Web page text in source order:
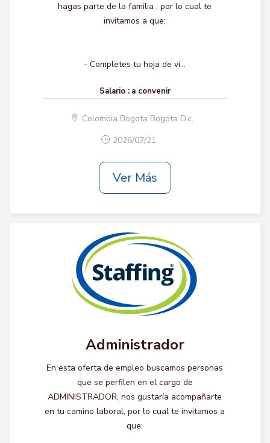
hagas parte de la familia , por lo cual te
invitamos a que:
- Completes tu hoja de vi...
Salario : a convenir
Colombia Bogota Bogota D.c.
2026/07/21
Ver Más
Administrador
En esta oferta de empleo buscamos personas
que se perfilen en el cargo de
ADMINISTRADOR, nos gustaría acompañarte
en tu camino laboral, por lo cual te invitamos a
que: